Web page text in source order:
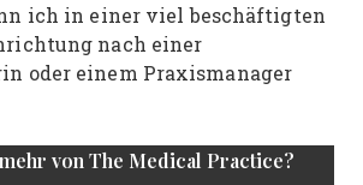
ich in einer viel beschäftigten
nach einer
oder einem Praxismanager
von The Medical Practice?